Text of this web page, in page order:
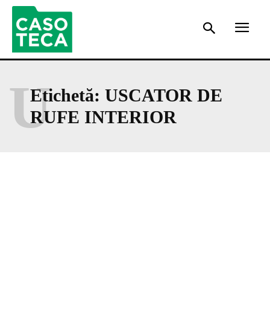
Etichetă: USCATOR DE
RUFE INTERIOR
U